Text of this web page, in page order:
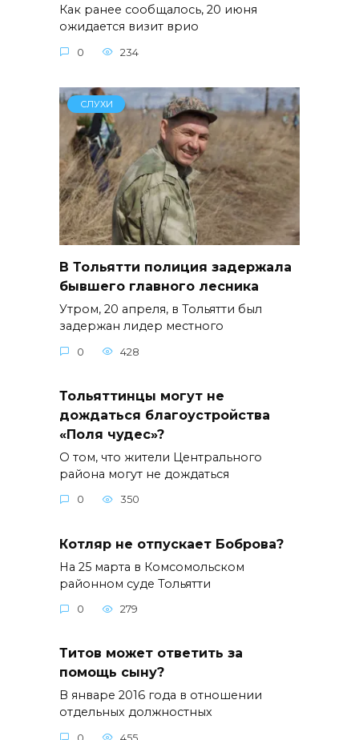
Как ранее сообщалось, 20 июня
ожидается визит врио
0 234
СЛУХИ
В Тольятти полиция задержала
бывшего главного лесника
Утром, 20 апреля, в Тольятти был
задержан лидер местного
0 428
Тольяттинцы могут не
дождаться благоустройства
«Поля чудес»?
О том, что жители Центрального
района могут не дождаться
0 350
Котляр не отпускает Боброва?
На 25 марта в Комсомольском
районном суде Тольятти
0 279
Титов может ответить за
помощь сыну?
В январе 2016 года в отношении
отдельных должностных